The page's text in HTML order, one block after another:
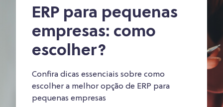
ERP para pequenas
empresas: como
escolher?
Confira dicas essenciais sobre como
escolher a melhor opção de ERP para
pequenas empresas